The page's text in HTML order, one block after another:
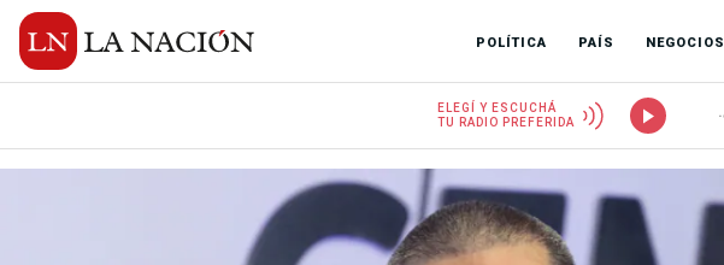
POLÍTICA PAÍS NEGOCIOS
ELEGÍ Y ESCUCHÁ
TU RADIO PREFERIDA